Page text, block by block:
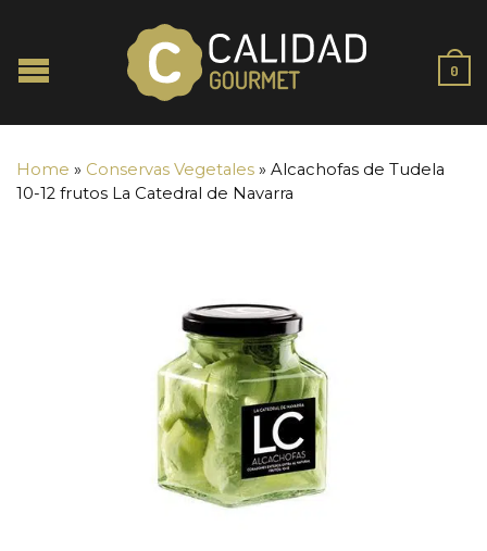
0
Home » Conservas Vegetales » Alcachofas de Tudela
10-12 frutos La Catedral de Navarra